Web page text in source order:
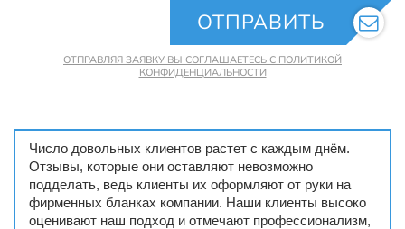
ОТПРАВИТЬ
ОТПРАВЛЯЯ ЗАЯВКУ ВЫ СОГЛАШАЕТЕСЬ С ПОЛИТИКОЙ
КОНФИДЕНЦИАЛЬНОСТИ
Число довольных клиентов растет с каждым днём.
Отзывы, которые они оставляют невозможно
подделать, ведь клиенты их оформляют от руки на
фирменных бланках компании. Наши клиенты высоко
оценивают наш подход и отмечают профессионализм,